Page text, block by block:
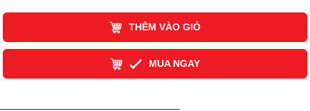
THÊM VÀO GIỎ
MUA NGAY